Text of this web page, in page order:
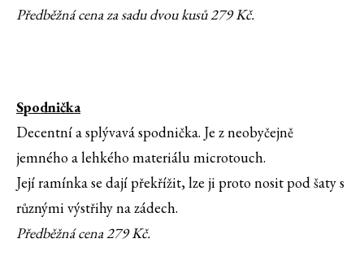
Předběžná cena za sadu dvou kusů 279 Kč.
Spodnička
Decentní a splývavá spodnička. Je z neobyčejně
jemného a lehkého materiálu microtouch.
Její ramínka se dají překřížit, lze ji proto nosit pod šaty s
různými výstřihy na zádech.
Předběžná cena 279 Kč.